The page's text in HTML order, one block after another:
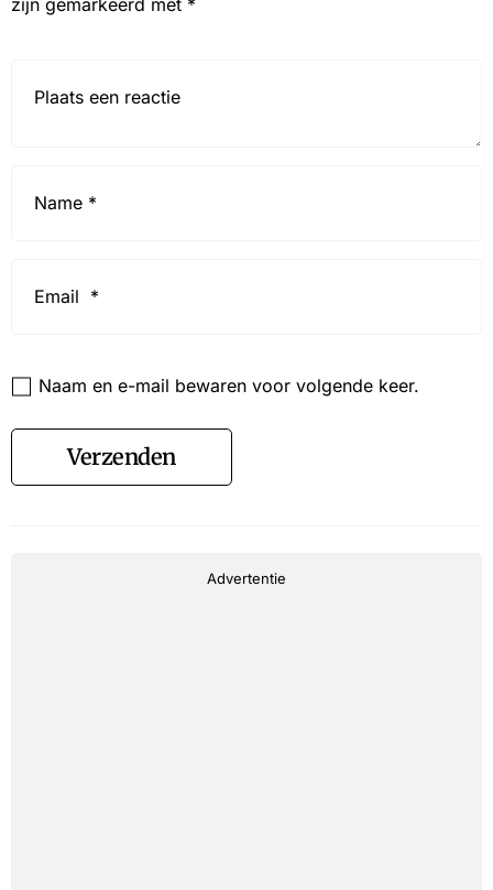
zijn gemarkeerd met *
Naam en e-mail bewaren voor volgende keer.
Verzenden
Advertentie